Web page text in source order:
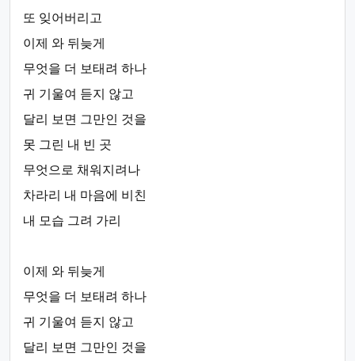
또 잊어버리고
이제 와 뒤늦게
무엇을 더 보태려 하나
귀 기울여 듣지 않고
달리 보면 그만인 것을
못 그린 내 빈 곳
무엇으로 채워지려나
차라리 내 마음에 비친
내 모습 그려 가리
이제 와 뒤늦게
무엇을 더 보태려 하나
귀 기울여 듣지 않고
달리 보면 그만인 것을